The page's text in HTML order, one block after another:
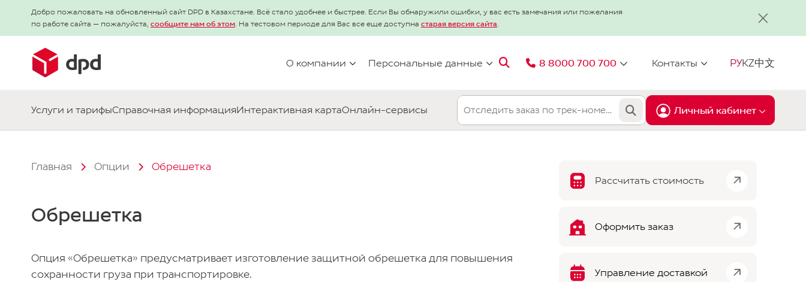
Добро пожаловать на обновленный сайт DPD в Казахстане. Всё стало удобнее и быстрее. Если Вы обнаружили ошибки, у вас есть замечания или пожелания
по работе сайта — пожалуйста, сообщите нам об этом. На тестовом периоде для Вас все еще доступна старая версия сайта.
О компании Персональные данные 8 8000 700 700 Контакты РУKZ中文
Услуги и тарифыСправочная информацияИнтерактивная картаОнлайн-сервисы Личный кабинет
нужно производить в калькуляторе,
Главная Опции Обрешетка
Обрешетка
Опция «Обрешетка» предусматривает изготовление защитной обрешетка для повышения
сохранности груза при транспортировке.
Рассчитать стоимость
Оформить заказ
Управление доставкой